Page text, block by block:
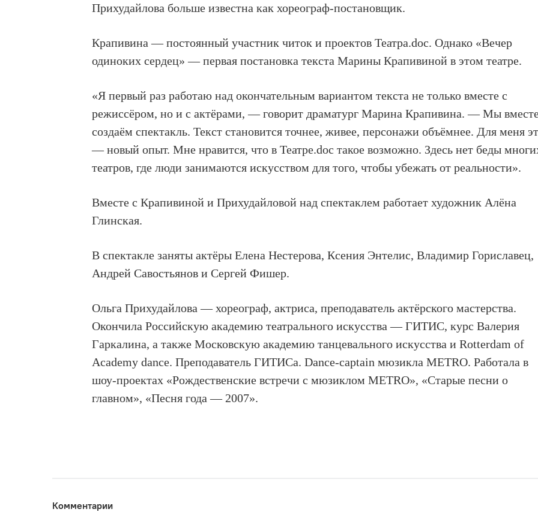
Прихудайлова больше известна как хореограф-постановщик.
Крапивина — постоянный участник читок и проектов Театра.doc. Однако «Вечер
одиноких сердец» — первая постановка текста Марины Крапивиной в этом театре.
«Я первый раз работаю над окончательным вариантом текста не только вместе с
режиссёром, но и с актёрами, — говорит драматург Марина Крапивина. — Мы
создаём спектакль. Текст становится точнее, живее, персонажи объёмнее. Для меня
— новый опыт. Мне нравится, что в Театре.doc такое возможно. Здесь нет беды
театров, где люди занимаются искусством для того, чтобы убежать от реальности».
Вместе с Крапивиной и Прихудайловой над спектаклем работает художник Алёна
Глинская.
В спектакле заняты актёры Елена Нестерова, Ксения Энтелис, Владимир Гориславец,
Андрей Савостьянов и Сергей Фишер.
Ольга Прихудайлова — хореограф, актриса, преподаватель актёрского мастерства.
Окончила Российскую академию театрального искусства — ГИТИС, курс Валерия
Гаркалина, а также Московскую академию танцевального искусства и Rotterdam of
Academy dance. Преподаватель ГИТИСа. Dance-captain мюзикла METRO. Работала в
шоу-проектах «Рождественские встречи с мюзиклом METRO», «Старые песни о
главном», «Песня года — 2007».
Комментарии